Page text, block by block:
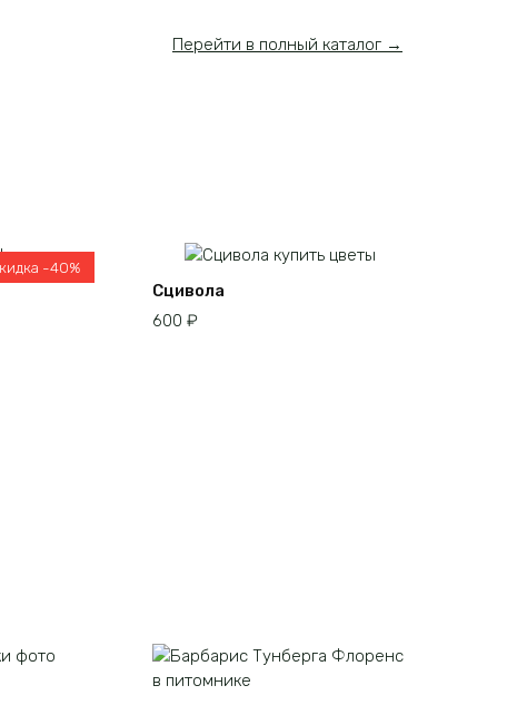
Перейти в полный каталог →
-40%
Сцивола
600 ₽